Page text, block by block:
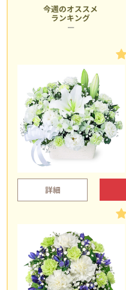
今週のオススメ
ランキング
詳細